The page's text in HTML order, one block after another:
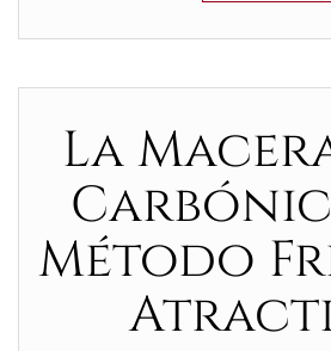
La
Método